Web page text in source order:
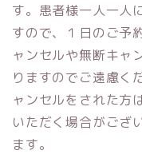
す。患者様一人一人
すので、１日のご予
ャンセルや無断キャ
りますのでご遠慮く
ャンセルをされた方
いただく場合がござ
ます。